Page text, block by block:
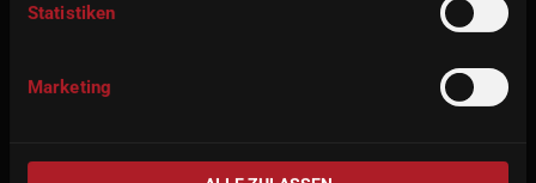
Statistiken
Marketing
imes-icore 2026 年
欢迎莅临ADT 2026